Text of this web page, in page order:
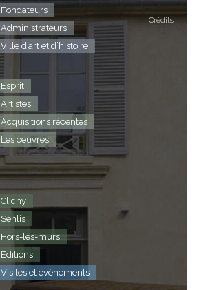
Crédits
Fondateurs
Administrateurs
Ville d’art et d’histoire
Esprit
Artistes
Acquisitions récentes
Les oeuvres
Clichy
Senlis
Hors-les-murs
Editions
Visites et évènements